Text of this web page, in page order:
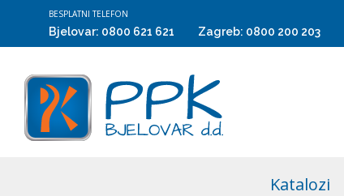
BESPLATNI TELEFON
Bjelovar: 0800 621 621 Zagreb: 0800 200 203
Katalozi